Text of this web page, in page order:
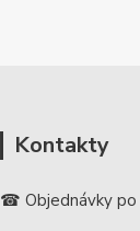
Kontakty
☎ Objednávky